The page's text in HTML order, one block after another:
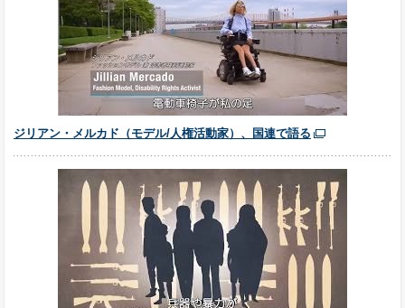
ジリアン・メルカド（モデル/人権活動家）、国連で語る